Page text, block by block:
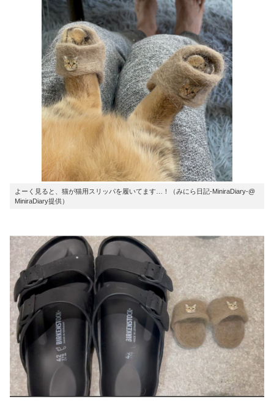
よーく見ると、猫が猫用スリッパを履いてます…！（みにら日記-MiniraDiary-@
MiniraDiary提供）